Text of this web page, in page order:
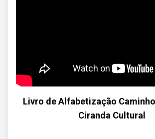
Livro de Alfabetização
Ciranda Cultural